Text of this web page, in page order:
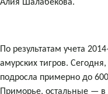
Алия Шалабекова.
По результатам учета
амурских тигров.
подросла примерно до
Приморье, остальные — в